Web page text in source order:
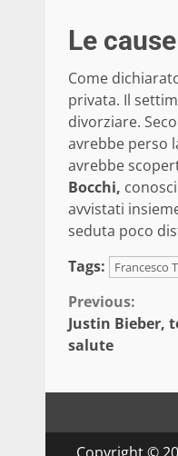
Le
Come
privata. Il
divorziare.
avrebbe perso
avrebbe
Bocchi,
avvistati
seduta poco
Tags:
Francesco
Continue
Reading
Previous:
Justin Bieber,
salute